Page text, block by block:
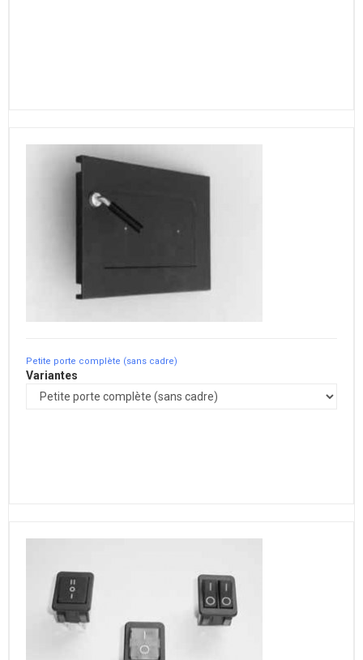
Petite porte complète (sans cadre)
Variantes